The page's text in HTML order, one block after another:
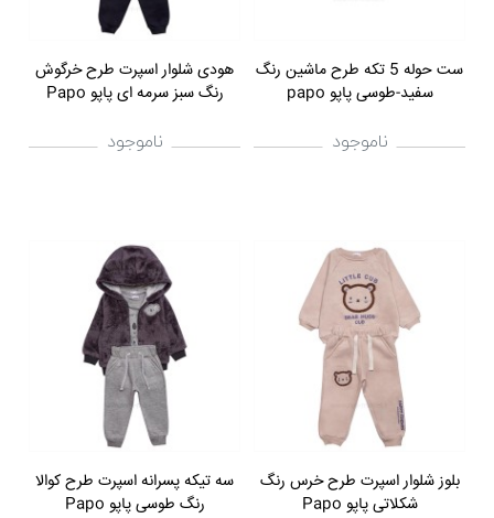
ست حوله 5 تکه طرح ماشین رنگ
سفید-طوسی پاپو papo
ناموجود
هودی شلوار اسپرت طرح خرگوش
رنگ سبز سرمه ای پاپو Papo
ناموجود
بلوز شلوار اسپرت طرح خرس رنگ
شکلاتی پاپو Papo
سه تیکه پسرانه اسپرت طرح کوالا
رنگ طوسی پاپو Papo